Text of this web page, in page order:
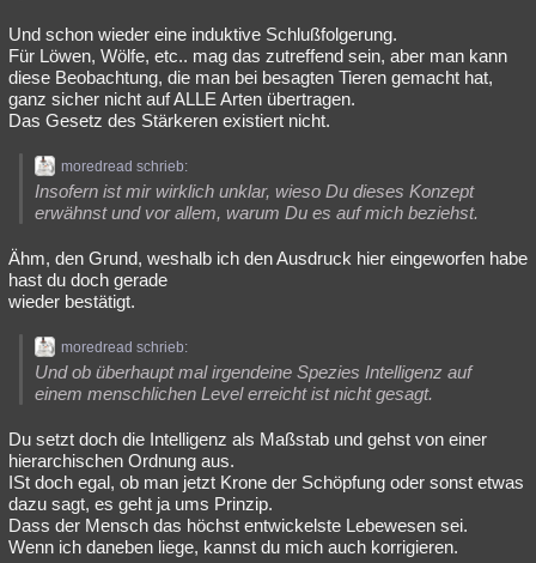
Und schon wieder eine induktive Schlußfolgerung.
Für Löwen, Wölfe, etc.. mag das zutreffend sein, aber man kann
diese Beobachtung, die man bei besagten Tieren gemacht hat,
ganz sicher nicht auf ALLE Arten übertragen.
Das Gesetz des Stärkeren existiert nicht.
moredread schrieb:
Insofern ist mir wirklich unklar, wieso Du dieses Konzept
erwähnst und vor allem, warum Du es auf mich beziehst.
Ähm, den Grund, weshalb ich den Ausdruck hier eingeworfen habe
hast du doch gerade
wieder bestätigt.
moredread schrieb:
Und ob überhaupt mal irgendeine Spezies Intelligenz auf
einem menschlichen Level erreicht ist nicht gesagt.
Du setzt doch die Intelligenz als Maßstab und gehst von einer
hierarchischen Ordnung aus.
ISt doch egal, ob man jetzt Krone der Schöpfung oder sonst etwas
dazu sagt, es geht ja ums Prinzip.
Dass der Mensch das höchst entwickelste Lebewesen sei.
Wenn ich daneben liege, kannst du mich auch korrigieren.